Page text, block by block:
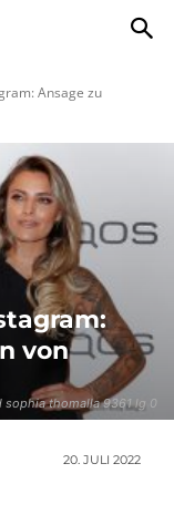
Ansage zu
sophia thomalla 9361 lg 0
von
20. JULI 2022